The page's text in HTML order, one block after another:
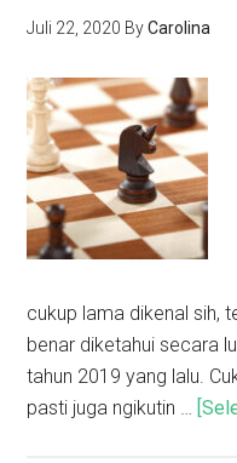
Juli 22, 2020 ByCarolina
cukup lama dikenal sih,
benar diketahui secara
tahun 2019 yang lalu.
pasti juga ngikutin …